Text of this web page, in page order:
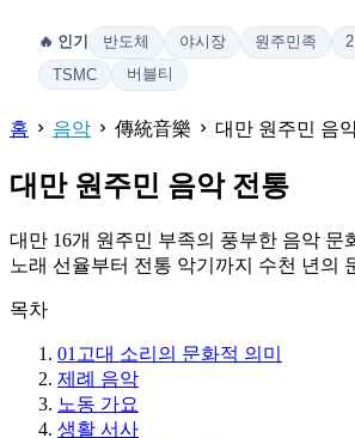
🔥 인기 반도체 야시장 원주민족
TSMC
버블티
홈 음악 傳統音樂 대만 원주민 음
대만 원주민 음악 전통
대만 16개 원주민 부족의 풍부한 음악 문
노래 선율부터 전통 악기까지 수천 년의
목차
01 고대 소리의 문화적 의미
제례 음악
노동 가요
생활 서사